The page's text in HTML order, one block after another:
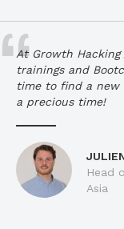
At Growth
trainings and
time to find a new
a precious time!
Head
Asia